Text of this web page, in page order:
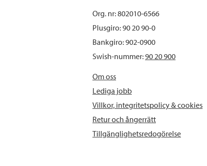
Org. nr: 802010-6566
Plusgiro: 90 20 90-0
Bankgiro: 902-0900
Swish-nummer:90 20 900
Om oss
Lediga jobb
Villkor, integritetspolicy & cookies
Retur och ångerrätt
Tillgänglighetsredogörelse